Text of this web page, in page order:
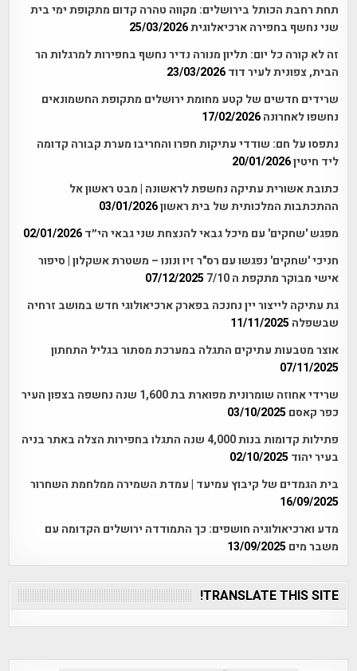
תחת רחבת הכותל בירושלים: מקווה טהרה קדום מתקופת ימי בית
שני נחשף בחפירה ארכיאלוגית25/03/2026
זה לא קורה כל יום: תליון מנורה נדיר נחשף בחפירות למרגלות הר
הבית, צפונית לעיר דוד 23/03/2026
שרידים חדשים של קטע מחומת ירושלים מתקופת החשמונאים
נחשפו לאחרונה 17/02/2026
נתפסו על חם: שודדי עתיקות חפרו והחריבו מערת קבורה קדומה
ליד חיטין20/01/2026
כתובת אשורית עתיקה נחשפת לראשונה | מבט ראשון אל
ההתכתבות המלכותית של בית ראשון03/01/2026
מפגש 'שחקים' עם מיכל גבאי להנצחת שני גבאי הי״ד 02/01/2026
חניכי 'שחקים' נפגשו עם רס"ר זיו ונונו – משטרת אשקלון | סיפור
אישי מבוקר מתקפת ה 7/10
07/12/2025
גת עתיקה לייצור יין נחנכה בפארק ארכיאולוגי חדש במושב זרחיה
שבשפלה 11/11/2025
אוצר מטבעות עתיקים התגלה במערכת מסתור בגליל התחתון
07/11/2025
שרידי אחוזה שומרונית מפוארת בת 1,600 שנה נחשפה בצפון העיר
כפר קאסם 03/10/2025
פתילות קדומות בנות 4,000 שנה התגלו בחפירות הצלה באתר בניה
בעיר יהוד 02/10/2025
בית הגמדים של קיבוץ עמיעד | עמדת השמירה ממלחמת השחרור
16/09/2025
מדע וארכיאולוגיה חושפים: כך התמודדה ירושלים הקדומה עם
משבר מים 13/09/2025
TRANSLATE THIS SITE!